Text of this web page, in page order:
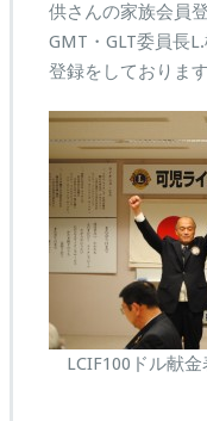
供さんの家族会員
GMT・GLT委員長
登録をしておりま
LCIF100ドル献